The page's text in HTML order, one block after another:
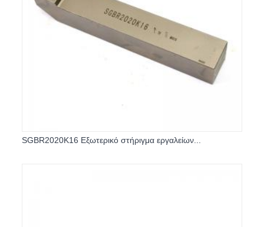
SGBR2020K16 Εξωτερικό στήριγμα εργαλείων...